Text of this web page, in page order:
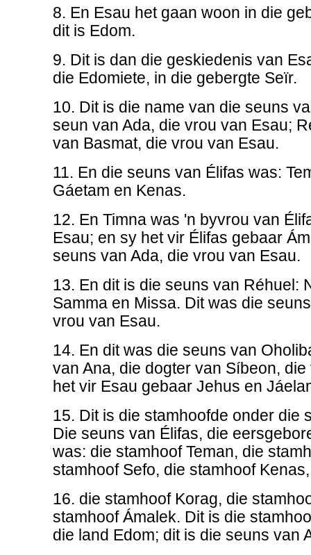
8. En Esau het gaan woon in die
dit is Edom.
9. Dit is dan die geskiedenis van
die Edomiete, in die gebergte Seïr.
10. Dit is die name van die seuns
seun van Ada, die vrou van Esau;
van Basmat, die vrou van Esau.
11. En die seuns van Élifas was:
Gáetam en Kenas.
12. En Timna was 'n byvrou van
Esau; en sy het vir Élifas gebaar
seuns van Ada, die vrou van Esau.
13. En dit is die seuns van Réhuel:
Samma en Missa. Dit was die
vrou van Esau.
14. En dit was die seuns van
van Ana, die dogter van Síbeon,
het vir Esau gebaar Jehus en
15. Dit is die stamhoofde onder die
Die seuns van Élifas, die
was: die stamhoof Teman, die
stamhoof Sefo, die stamhoof Kenas,
16. die stamhoof Korag, die
stamhoof Ámalek. Dit is die
die land Edom; dit is die seuns van